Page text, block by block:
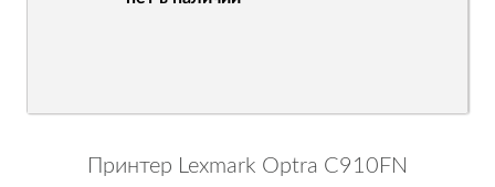
Принтер Lexmark Optra C910FN